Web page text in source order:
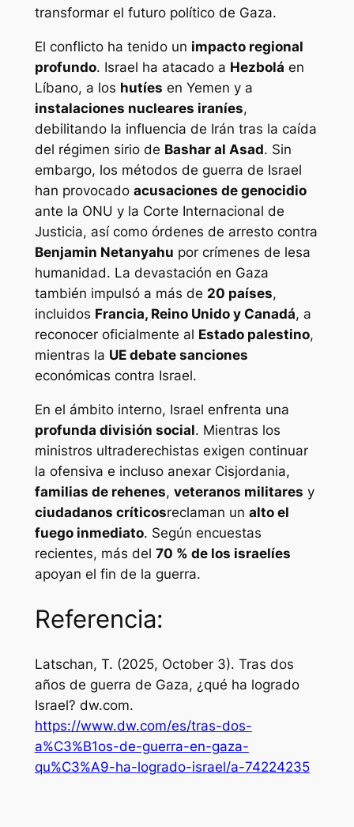
transformar el futuro político de Gaza.
El conflicto ha tenido un impacto regional
profundo. Israel ha atacado a Hezbolá en
Líbano, a los hutíes en Yemen y a
instalaciones nucleares iraníes,
debilitando la influencia de Irán tras la caída
del régimen sirio de Bashar al Asad. Sin
embargo, los métodos de guerra de Israel
han provocado acusaciones de genocidio
ante la ONU y la Corte Internacional de
Justicia, así como órdenes de arresto contra
Benjamin Netanyahu por crímenes de lesa
humanidad. La devastación en Gaza
también impulsó a más de 20 países,
incluidos Francia, Reino Unido y Canadá, a
reconocer oficialmente al Estado palestino,
mientras la UE debate sanciones
económicas contra Israel.
En el ámbito interno, Israel enfrenta una
profunda división social. Mientras los
ministros ultraderechistas exigen continuar
la ofensiva e incluso anexar Cisjordania,
familias de rehenes, veteranos militares y
ciudadanos críticosreclaman un alto el
fuego inmediato. Según encuestas
recientes, más del 70 % de los israelíes
apoyan el fin de la guerra.
Referencia:
Latschan, T. (2025, October 3). Tras dos
años de guerra de Gaza, ¿qué ha logrado
Israel? dw.com.
https://www.dw.com/es/tras-dos-
a%C3%B1os-de-guerra-en-gaza-
qu%C3%A9-ha-logrado-israel/a-74224235